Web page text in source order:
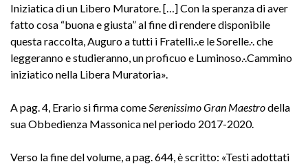
Iniziatica di un Libero Muratore. […] Con la speranza di aver
fatto cosa “buona e giusta” al fine di rendere disponibile
questa raccolta, Auguro a tutti i Fratelli.·.e le Sorelle.·. che
leggeranno e studieranno, un proficuo e Luminoso.·.Cammino
iniziatico nella Libera Muratoria».
A pag. 4, Erario si firma come Serenissimo Gran Maestrodella
sua Obbedienza Massonica nel periodo 2017-2020.
Verso la fine del volume, a pag. 644, è scritto: «Testi adottati